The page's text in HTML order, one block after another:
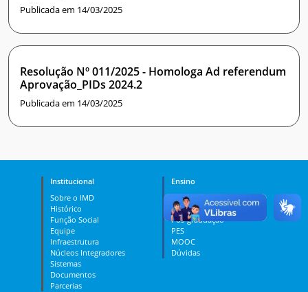
Publicada em 14/03/2025
Resolução Nº 011/2025 - Homologa Ad referendum
Aprovação_PIDs 2024.2
Publicada em 14/03/2025
Institucional
Sobre o IMD
Histórico
Função Social
Equipe
Infraestrutura
Núcleos Integradores
Sistemas
Documentos
Parcerias
Ensino
Curso Técnico
Graduação
Pós-graduação
PES
MOOC
Dúvidas